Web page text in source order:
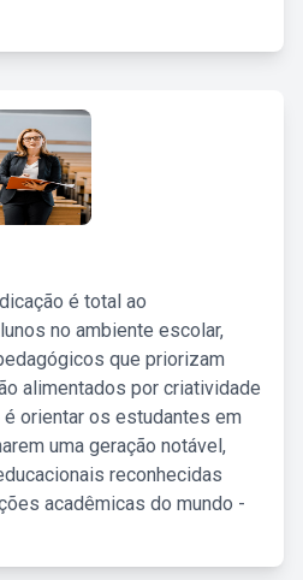
é total ao
no ambiente escolar,
que priorizam
alimentados por criatividade
orientar os estudantes em
uma geração notável,
reconhecidas
acadêmicas do mundo -